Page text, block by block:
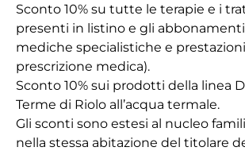
Sconto 10% su tutte le terapie e i
presenti in listino e gli
mediche specialistiche e
prescrizione medica).
Sconto 10% sui prodotti della linea
Terme di Riolo all’acqua termale.
Gli sconti sono estesi al nucleo
nella stessa abitazione del titolare